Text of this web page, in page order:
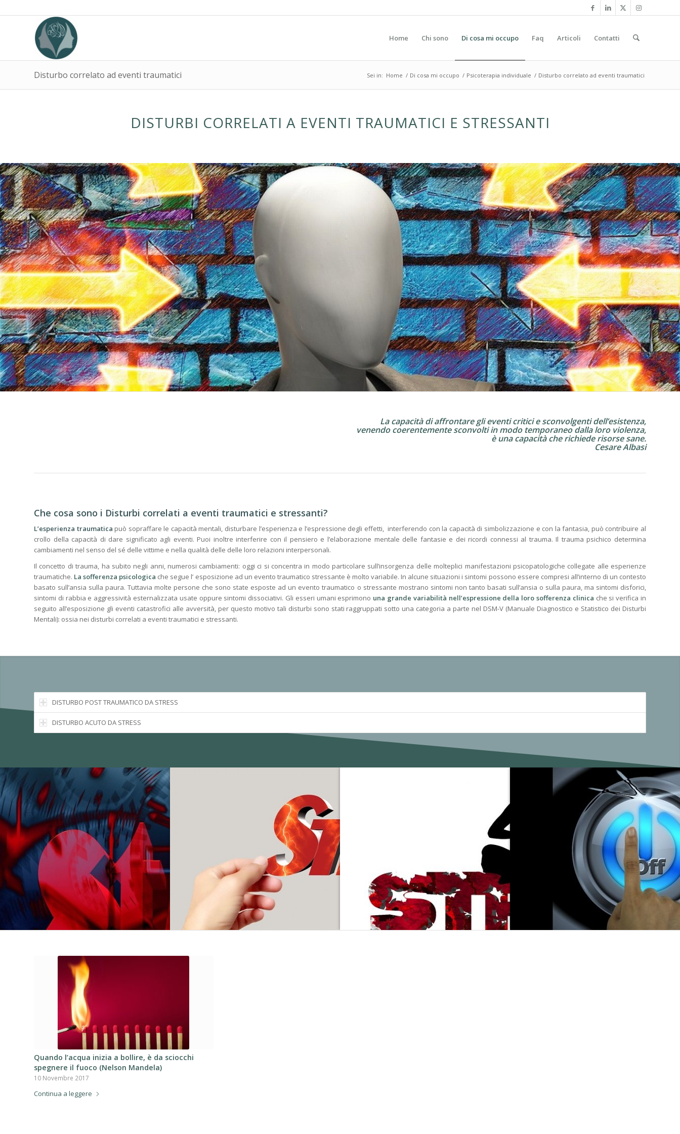
Home Chi sono Di cosa mi occupo Faq Articoli Contatti
Disturbo correlato ad eventi traumatici Sei in: Home / Di cosa mi occupo / Psicoterapia individuale / Disturbo correlato ad eventi traumatici
DISTURBI CORRELATI A EVENTI TRAUMATICI E STRESSANTI
La capacità di affrontare gli eventi critici e sconvolgenti dell’esistenza,
venendo coerentemente sconvolti in modo temporaneo dalla loro violenza,
è una capacità che richiede risorse sane.
Cesare Albasi
Che cosa sono i Disturbi correlati a eventi traumatici e stressanti?
L’esperienza traumatica può sopraffare le capacità mentali, disturbare l’esperienza e l’espressione degli effetti, interferendo con la capacità di simbolizzazione e con la fantasia, può contribuire al
crollo della capacità di dare significato agli eventi. Puoi inoltre interferire con il pensiero e l’elaborazione mentale delle fantasie e dei ricordi connessi al trauma. Il trauma psichico determina
cambiamenti nel senso del sé delle vittime e nella qualità delle delle loro relazioni interpersonali.
Il concetto di trauma, ha subito negli anni, numerosi cambiamenti: oggi ci si concentra in modo particolare sull’insorgenza delle molteplici manifestazioni psicopatologiche collegate alle esperienze
traumatiche. La sofferenza psicologica che segue l’ esposizione ad un evento traumatico stressante è molto variabile. In alcune situazioni i sintomi possono essere compresi all’interno di un contesto
basato sull’ansia sulla paura. Tuttavia molte persone che sono state esposte ad un evento traumatico o stressante mostrano sintomi non tanto basati sull’ansia o sulla paura, ma sintomi disforici,
sintomi di rabbia e aggressività esternalizzata usate oppure sintomi dissociativi. Gli esseri umani esprimono una grande variabilità nell’espressione della loro sofferenza clinica che si verifica in
seguito all’esposizione gli eventi catastrofici alle avversità, per questo motivo tali disturbi sono stati raggruppati sotto una categoria a parte nel DSM-V (Manuale Diagnostico e Statistico dei Disturbi
Mentali): ossia nei disturbi correlati a eventi traumatici e stressanti.
DISTURBO POST TRAUMATICO DA STRESS
DISTURBO ACUTO DA STRESS
Quando l’acqua inizia a bollire, è da sciocchi
spegnere il fuoco (Nelson Mandela)
10 Novembre 2017
Continua a leggere